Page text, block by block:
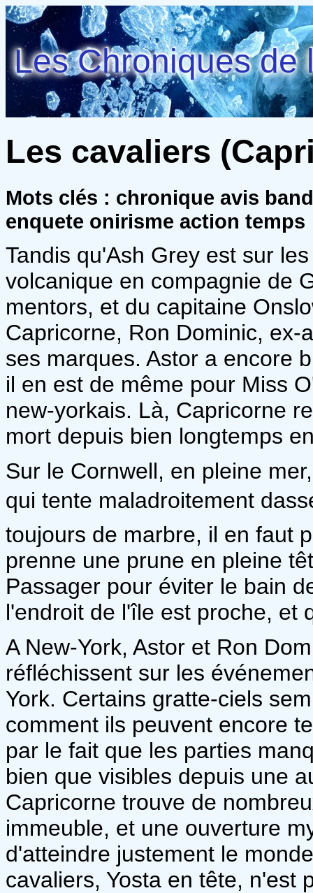
Les Chroniques de
Les cavaliers
Mots clés : chronique avis
enquete onirisme action temps
Tandis qu'Ash Grey est sur
volcanique en compagnie de
mentors, et du capitaine
Capricorne, Ron Dominic,
ses marques. Astor a encore
il en est de même pour Miss
new-yorkais. Là, Capricorne
mort depuis bien longtemps
Sur le Cornwell, en pleine
qui tente maladroitement
toujours de marbre, il en faut
prenne une prune en pleine
Passager pour éviter le bain
l'endroit de l'île est proche, et
A New-York, Astor et Ron
réfléchissent sur les
York. Certains gratte-ciels
comment ils peuvent encore
par le fait que les parties
bien que visibles depuis une
Capricorne trouve de
immeuble, et une ouverture
d'atteindre justement le
cavaliers, Yosta en tête, n'est